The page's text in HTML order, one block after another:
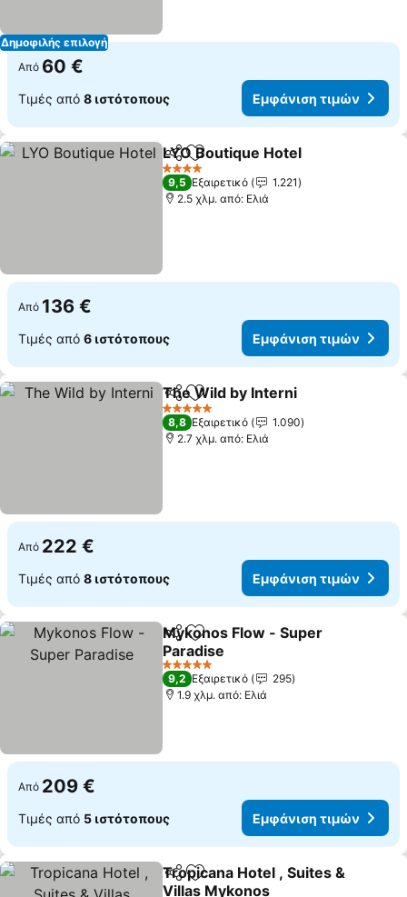
Δημοφιλής επιλογή
Από 60 €
Τιμές από 8 ιστότοπους Εμφάνιση τιμών
Κοινοποίηση
Προσθήκη στα αγαπημένα
LYO Boutique Hotel
4 Αστέρια
9,5 Εξαιρετικό
1.221
2.5 χλμ. από: Ελιά
Από 136 €
Τιμές από 6 ιστότοπους Εμφάνιση τιμών
Κοινοποίηση
Προσθήκη στα αγαπημένα
The Wild by Interni
5 Αστέρια
8,8 Εξαιρετικό
1.090
2.7 χλμ. από: Ελιά
Από 222 €
Τιμές από 8 ιστότοπους Εμφάνιση τιμών
Κοινοποίηση
Προσθήκη στα αγαπημένα
Mykonos Flow - Super
Paradise
5 Αστέρια
9,2 Εξαιρετικό
295
1.9 χλμ. από: Ελιά
Από 209 €
Τιμές από 5 ιστότοπους Εμφάνιση τιμών
Κοινοποίηση
Προσθήκη στα αγαπημένα
Tropicana Hotel , Suites &
Villas Mykonos